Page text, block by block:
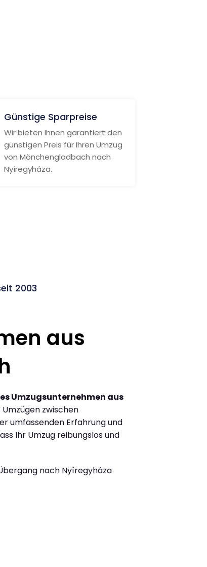
Günstige Sparpreise
Wir bieten Ihnen garantiert den
günstigen Preis für Ihren Umzug
von Mönchengladbach nach
Nyíregyháza.
2003
aus
Umzugsunternehmen aus
zwischen
umfassenden Erfahrung und
Ihr Umzug reibungslos und
nach Nyíregyháza